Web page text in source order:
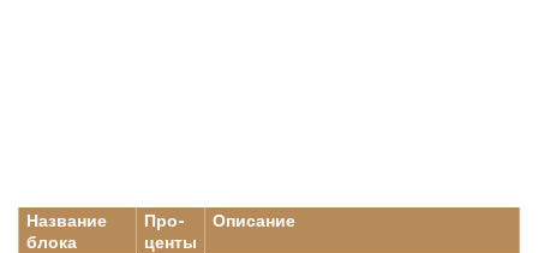
Название
блока
Про-
центы
Описание